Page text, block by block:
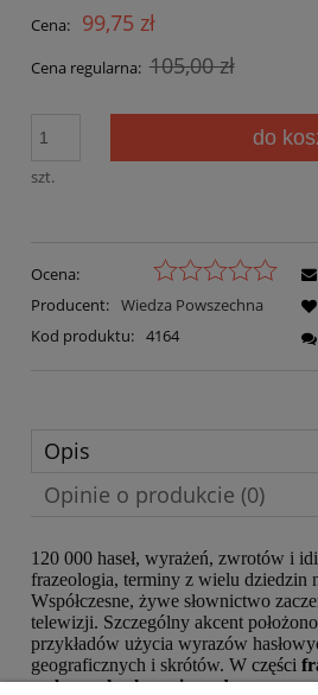
Cena: 99,75 zł
Cena regularna: 105,00 zł
szt.
do
Ocena:
Producent: Wiedza Powszechna
Kod produktu: 4164
Opis
Opinie o produkcie (0)
120 000 haseł, wyrażeń, zwrotów i
frazeologia, terminy z wielu dziedzin
Współczesne, żywe słownictwo
telewizji. Szczególny akcent
przykładów użycia wyrazów
geograficznych i skrótów. W części
wybrane hasła mają podaną